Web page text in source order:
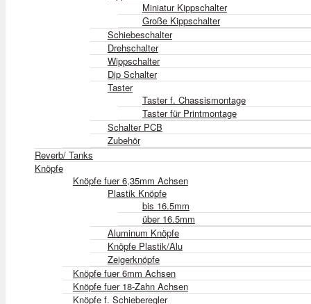
Miniatur Kippschalter
Große Kippschalter
Schiebeschalter
Drehschalter
Wippschalter
Dip Schalter
Taster
Taster f. Chassismontage
Taster für Printmontage
Schalter PCB
Zubehör
Reverb/ Tanks
Knöpfe
Knöpfe fuer 6,35mm Achsen
Plastik Knöpfe
bis 16.5mm
über 16.5mm
Aluminum Knöpfe
Knöpfe Plastik/Alu
Zeigerknöpfe
Knöpfe fuer 6mm Achsen
Knöpfe fuer 18-Zahn Achsen
Knöpfe f. Schieberegler